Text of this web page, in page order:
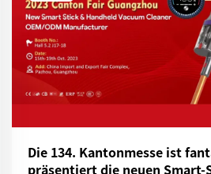
Die 134. Kantonmesse ist
präsentiert die neuen Smart-